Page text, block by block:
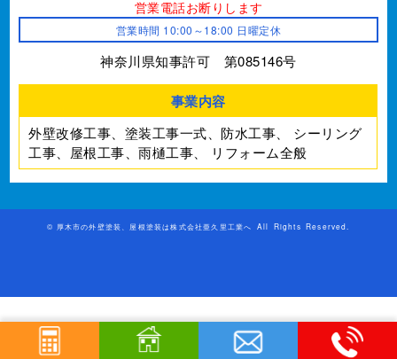
営業電話お断りします
営業時間 10:00～18:00 日曜定休
神奈川県知事許可 第085146号
事業内容
外壁改修工事、塗装工事⼀式、防水工事、
シーリング
工事、屋根工事、雨樋工事、
リフォーム全般
© 厚木市の外壁塗装、屋根塗装は株式会社亜久里工業へ All Rights Reserved.